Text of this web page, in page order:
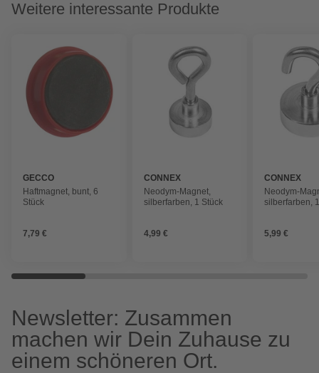
Weitere interessante Produkte
GECCO
Haftmagnet, bunt, 6
Stück
7,79 €
CONNEX
Neodym-Magnet,
silberfarben, 1 Stück
4,99 €
CONNEX
Neodym-
silberfarben,
5,99 €
Newsletter: Zusammen
machen wir Dein Zuhause zu
einem schöneren Ort.